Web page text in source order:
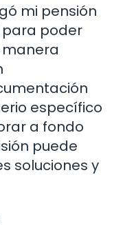
mi pensión
para poder
específico
a fondo
puede
soluciones y